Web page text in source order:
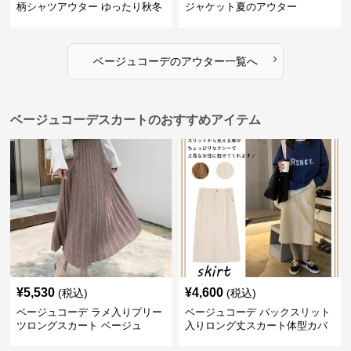
柄シャツアウター ゆったり秋冬
ジャケット夏のアウター
ベージュコーデのアウター一覧へ ›
ベージュコーデスカートのおすすめアイテム
¥5,530 (税込)
ベージュコーデ ラメ入りプリー
ツロングスカート ベージュ
¥4,600 (税込)
ベージュコーデ バックスリット
入りロング丈スカート体型カバ